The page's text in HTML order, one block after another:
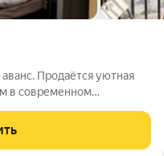
Продаётся уютная
в современном
для кулинарных
вечеров.